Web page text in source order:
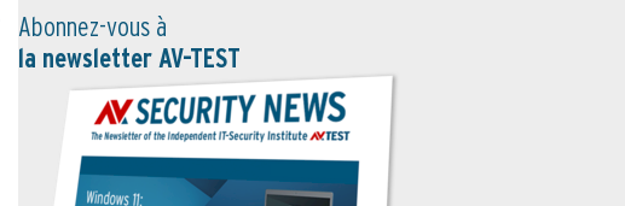
Abonnez-vous à
la newsletter AV-TEST